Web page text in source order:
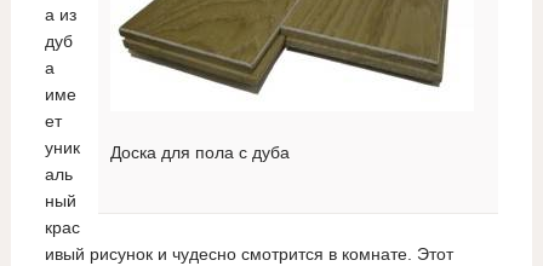
Доска для пола с дуба
а из
дуб
а
име
ет
уник
аль
ный
крас
ивый рисунок и чудесно смотрится в комнате. Этот